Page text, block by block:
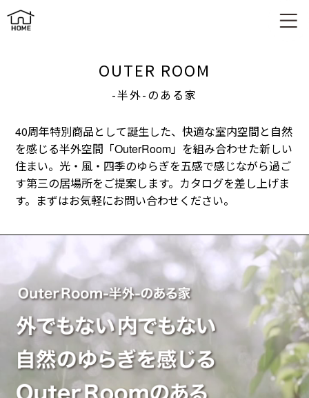
平屋×半外空間「OuterRoom」｜自然とつながる新しい住まい
OUTER ROOM
-半外-のある家
40周年特別商品として誕生した、快適な室内空間と自然
を感じる半外空間「OuterRoom」を組み合わせた新しい
住まい。光・風・四季のゆらぎを五感で感じながら過ご
す第三の居場所をご提案します。カタログを差し上げま
す。まずはお気軽にお問い合わせください。